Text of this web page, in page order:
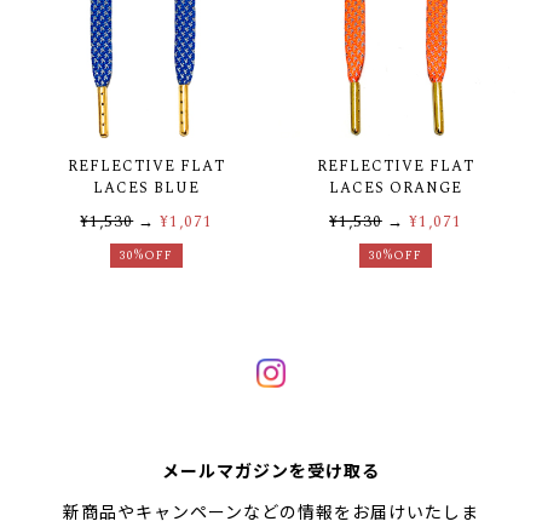
REFLECTIVE FLAT
LACES BLUE
¥1,530→¥1,071
30%OFF
REFLECTIVE FLAT
LACES ORANGE
¥1,530→ ¥1,071
30%OFF
メールマガジンを受け取る
新商品やキャンペーンなどの情報をお届けいたしま